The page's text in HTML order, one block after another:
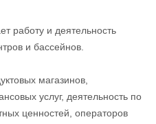
работу и деятельность
и бассейнов.
магазинов,
услуг, деятельность по
ценностей, операторов